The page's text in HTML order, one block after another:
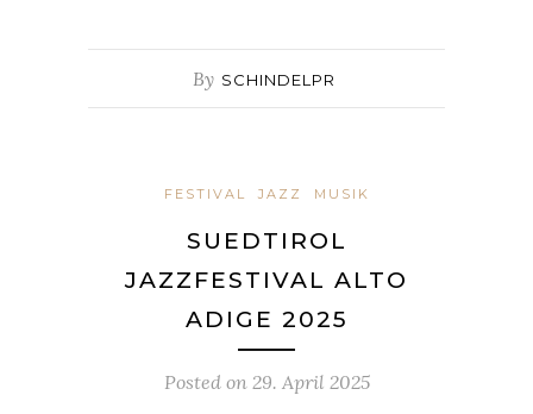
By SCHINDELPR
FESTIVAL JAZZ MUSIK
SUEDTIROL
JAZZFESTIVAL ALTO
ADIGE 2025
Posted on 29. April 2025